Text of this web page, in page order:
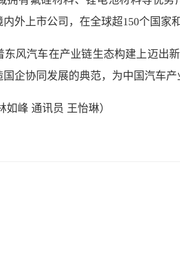
外上市公司，在全球超150个国家
东风汽车在产业链生态构建上迈出
企协同发展的典范，为中国汽车产
如峰 通讯员 王怡琳）